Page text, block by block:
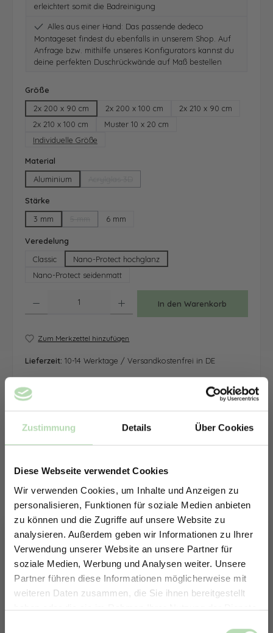
Zustimmung Details Über Cookies
Diese Webseite verwendet Cookies
Wir verwenden Cookies, um Inhalte und Anzeigen zu
personalisieren, Funktionen für soziale Medien anbieten
zu können und die Zugriffe auf unsere Website zu
analysieren. Außerdem geben wir Informationen zu Ihrer
Verwendung unserer Website an unsere Partner für
soziale Medien, Werbung und Analysen weiter. Unsere
Partner führen diese Informationen möglicherweise mit
weiteren Daten zusammen, die Sie ihnen bereitgestellt
haben oder die sie im Rahmen Ihrer Nutzung der Dienste
erleichtert somit die Badreinigung
Alles aus einer Hand: Das passende dedeco
Montageset findest du ebenfalls in unserem Shop. Auf
Anfrage bzw. mithilfe unseres Konfigurators kannst du
deine perfekten Duschrückwände auf Maß bestellen
Größe
2x 200 x 90 cm
2x 200 x 100 cm
2x 210 x 90 cm
2x 210 x 100 cm
Muster 10 x 20 cm
Individuelle Größe
Material
Aluminium
Stärke
3 mm
(Diese Option ist zurzeit nicht verfügbar.)
6 mm
Veredelung
Classic
Nano-Protect hochglanz
Nano-Protect seidenmatt
In den Warenkorb
Zum Merkzettel hinzufügen
Lieferzeit: 10-14 Werktage / Versandkostenfrei in DE
ERHALTE 5% RABATT AUF
DEINE RÜCKWÄNDE